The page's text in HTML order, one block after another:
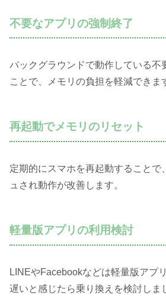
不要なアプリの強制終了
バックグラウンドで動作している不
ことで、メモリの負担を軽減できま
再起動でメモリのリセット
定期的にスマホを再起動することで
ュされ動作が改善します。
軽量版アプリの利用検討
LINEやFacebookなどは軽量版アプ
遅いと感じたら乗り換えを検討しま